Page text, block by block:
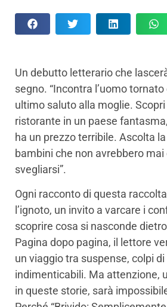
Un debutto letterario che
segno. “Incontra l’uomo tornato
ultimo saluto alla moglie.
ristorante in un paese
ha un prezzo terribile. Ascolta
bambini che non avrebbero
svegliarsi”.
Ogni racconto di questa
l’ignoto, un invito a varcare i
scoprire cosa si nasconde
Pagina dopo pagina, il lettore
un viaggio tra suspense, colpi
indimenticabili. Ma attenzione,
in queste storie, sarà